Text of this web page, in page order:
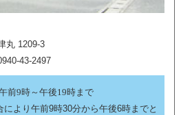
丸 1209-3
43-2497
前9時～午後19時まで
より午前9時30分から午後6時までと